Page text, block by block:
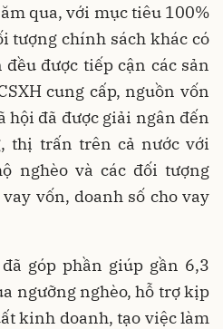
qua, với mục tiêu 100%
tượng chính sách khác có
được tiếp cận các sản
cung cấp, nguồn vốn
hội đã được giải ngân đến
thị trấn trên cả nước với
nghèo và các đối tượng
vốn, doanh số cho vay
góp phần giúp gần 6,3
ngưỡng nghèo, hỗ trợ kịp
kinh doanh, tạo việc làm